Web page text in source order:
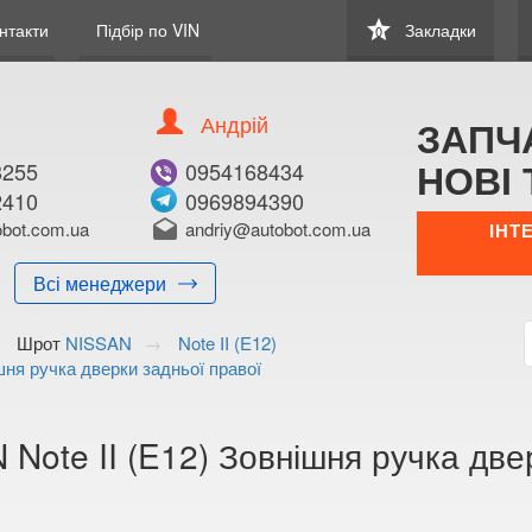
Підбір по VIN star
0 Закладки
Всі менеджери
Андрій
0954168434
0969894390
drafts andriy@autobot.com.ua
НОВІ
Шрот NISSAN
Note II (E12)
ручка дверки задньої правої
Note II (E12) Зовнішня ручка
В ЗАКЛАДКИ КУПИТИ
+38 (098) 897-